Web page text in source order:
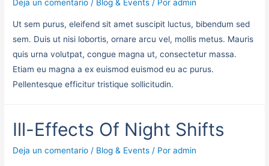
Deja un comentario / Blog & Events / Poradmin
Ut sem purus, eleifend sit amet suscipit luctus, bibendum sed
sem. Duis ut nisi lobortis, ornare arcu vel, mollis metus. Mauris
quis urna volutpat, congue magna ut, consectetur massa.
Etiam eu magna a ex euismod euismod eu ac purus.
Pellentesque efficitur tristique sollicitudin.
Ill-Effects Of Night Shifts
Deja un comentario / Blog & Events / Poradmin